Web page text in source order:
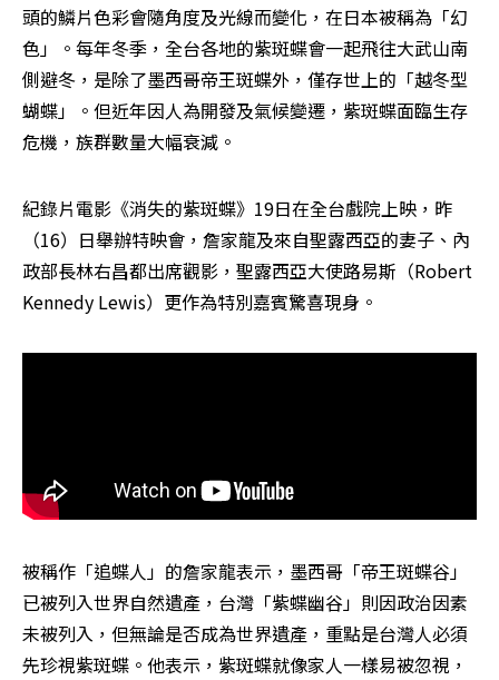
頭的鱗片色彩會隨角度及光線而變化，在日本被稱為「幻
色」。每年冬季，全台各地的紫斑蝶會一起飛往大武山南
側避冬，是除了墨西哥帝王斑蝶外，僅存世上的「越冬型
蝴蝶」。但近年因人為開發及氣候變遷，紫斑蝶面臨生存
危機，族群數量大幅衰減。
紀錄片電影《消失的紫斑蝶》19日在全台戲院上映，昨
（16）日舉辦特映會，詹家龍及來自聖露西亞的妻子、內
政部長林右昌都出席觀影，聖露西亞大使路易斯（Robert
Kennedy Lewis）更作為特別嘉賓驚喜現身。
被稱作「追蝶人」的詹家龍表示，墨西哥「帝王斑蝶谷」
已被列入世界自然遺產，台灣「紫蝶幽谷」則因政治因素
未被列入，但無論是否成為世界遺產，重點是台灣人必須
先珍視紫斑蝶。他表示，紫斑蝶就像家人一樣易被忽視，